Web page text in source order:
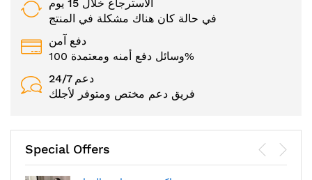
الاسترجاع خلال 15 يوم
في حالة كان هناك مشكلة في المنتج
دفع آمن
وسائل دفع أمنه ومعتمدة 100%
24/7 دعم
فريق دعم مختص ومتوفر لأجلك
Special Offers